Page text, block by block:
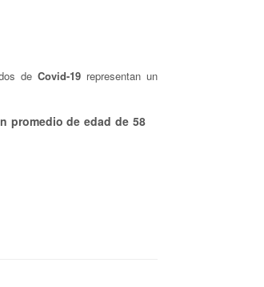
de Covid-19representan un
promedio de edad de 58